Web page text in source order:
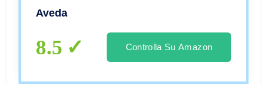
Aveda
8.5 Controlla Su Amazon